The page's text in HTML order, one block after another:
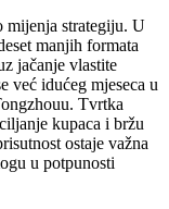
mijenja strategiju. U
manjih formata
jačanje vlastite
već idućeg mjeseca u
Tvrtka
kupaca i bržu
ostaje važna
u potpunosti